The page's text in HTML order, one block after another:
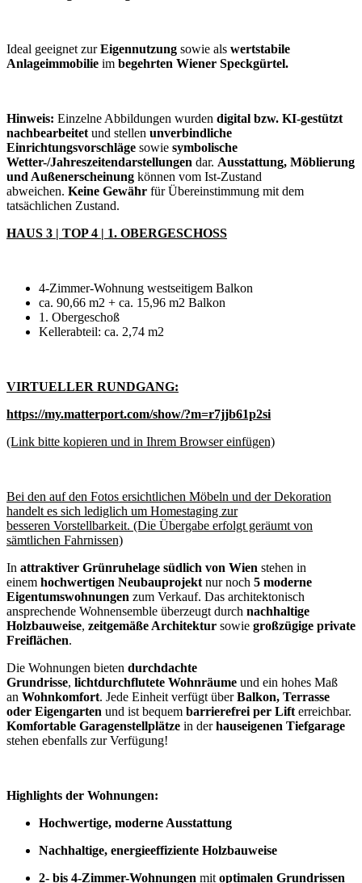
Ideal geeignet zurEigennutzung sowie als wertstabile
Anlageimmobilie im begehrten Wiener Speckgürtel.
Hinweis: Einzelne Abbildungen wurden digital bzw. KI-gestützt
nachbearbeitet und stellen unverbindliche
Einrichtungsvorschläge sowie symbolische
Wetter-/Jahreszeitendarstellungen dar. Ausstattung, Möblierung
und Außenerscheinung können vom Ist-Zustand
abweichen. Keine Gewähr für Übereinstimmung mit dem
tatsächlichen Zustand.
HAUS 3 | TOP 4 | 1. OBERGESCHOSS
4-Zimmer-Wohnung westseitigem Balkon
ca. 90,66 m2 + ca. 15,96 m2 Balkon
1. Obergeschoß
Kellerabteil: ca. 2,74 m2
VIRTUELLER RUNDGANG:
https://my.matterport.com/show/?m=r7jjb61p2si
(Link bitte kopieren und in Ihrem Browser einfügen)
Bei den auf den Fotos ersichtlichen Möbeln und der Dekoration
handelt es sich lediglich um Homestaging zur
besseren Vorstellbarkeit. (Die Übergabe erfolgt geräumt von
sämtlichen Fahrnissen)
In attraktiver Grünruhelage südlich von Wien stehen in
einem hochwertigen Neubauprojekt nur noch 5 moderne
Eigentumswohnungen zum Verkauf. Das architektonisch
ansprechende Wohnensemble überzeugt durch nachhaltige
Holzbauweise, zeitgemäße Architektur sowie großzügige private
Freiflächen.
Die Wohnungen bieten durchdachte
Grundrisse, lichtdurchflutete Wohnräume und ein hohes Maß
an Wohnkomfort. Jede Einheit verfügt überBalkon, Terrasse
oder Eigengarten und ist bequem barrierefrei per Lift erreichbar.
Komfortable Garagenstellplätze in derhauseigenen Tiefgarage
stehen ebenfalls zur Verfügung!
Highlights der Wohnungen:
Hochwertige, moderne Ausstattung
Nachhaltige, energieeffiziente Holzbauweise
2- bis 4-Zimmer-Wohnungen mit optimalen Grundrissen